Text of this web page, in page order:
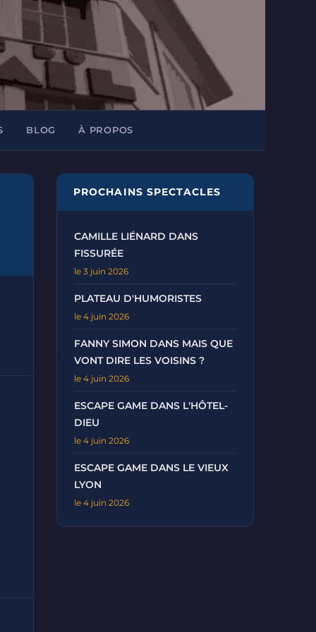
BLOG À PROPOS
PROCHAINS SPECTACLES
CAMILLE LIÉNARD DANS
FISSURÉE
le 3 juin 2026
PLATEAU D'HUMORISTES
le 4 juin 2026
FANNY SIMON DANS MAIS QUE
VONT DIRE LES VOISINS ?
le 4 juin 2026
ESCAPE GAME DANS L'HÔTEL-
DIEU
le 4 juin 2026
ESCAPE GAME DANS LE VIEUX
LYON
le 4 juin 2026